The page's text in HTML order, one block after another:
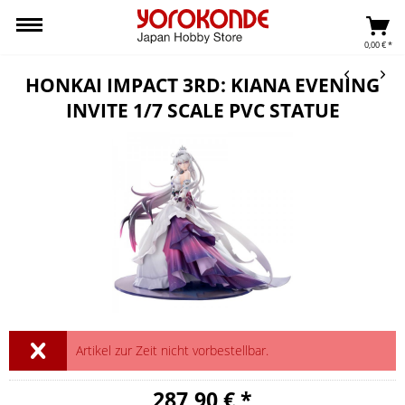
0,00 € *
HONKAI IMPACT 3RD: KIANA EVENING
INVITE 1/7 SCALE PVC STATUE
Artikel zur Zeit nicht vorbestellbar.